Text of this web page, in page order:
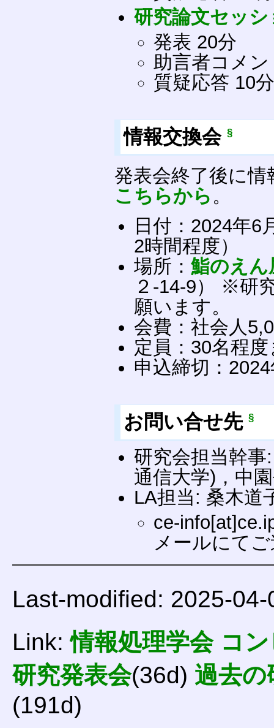
研究論文セッシ
発表 20分
助言者コメ
質疑応答 10分
情報交換会§
発表会終了後に
こちらから 。
日付：2024年6
2時間程度）
場所： 鮨のえん
２-14-9） ※研
願います。
会費：社会人
定員：30名程
申込締切：
お問い合せ先§
研究会担当幹事
通信大学)，中
LA担当: 桑木道
ce-
メールにて
Last-modified: 2025-
Link:情報処理学会 コ
研究発表会(36d) 過去の
(191d)